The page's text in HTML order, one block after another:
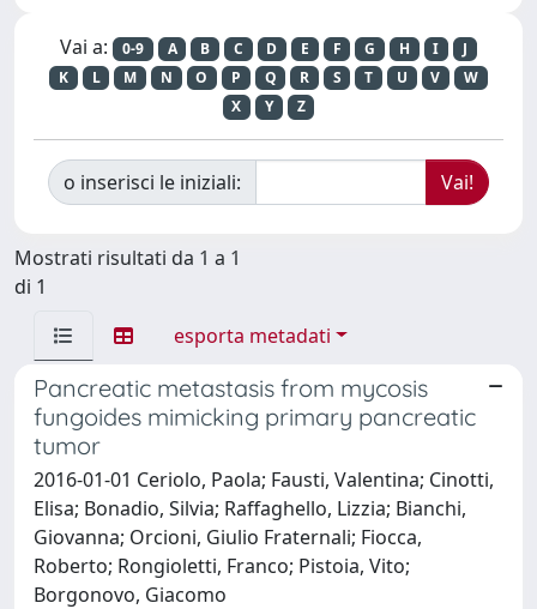
Vai a: 0-9 A B C D E F G H I
J
K
L M N O P Q R S T U V
W
X
Y Z
o inserisci le iniziali:
Mostrati risultati da 1 a 1
di 1
esporta metadati
Pancreatic metastasis from mycosis
fungoides mimicking primary pancreatic
tumor
2016-01-01 Ceriolo, Paola; Fausti, Valentina; Cinotti,
Elisa; Bonadio, Silvia; Raffaghello, Lizzia; Bianchi,
Giovanna; Orcioni, Giulio Fraternali; Fiocca,
Roberto; Rongioletti, Franco; Pistoia, Vito;
Borgonovo, Giacomo